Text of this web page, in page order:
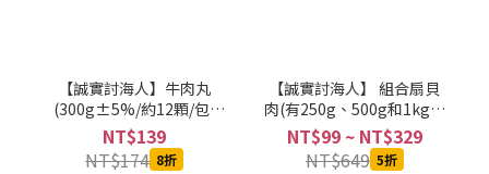
【誠實討海人】牛肉丸
(300g±5%/約12顆/包)
[低溫配送]
NT$139
NT$174 8折
【誠實討海人】 組合扇貝
肉(有250g、500g和1kg包
裝)[低溫配送]
NT$99 ~ NT$329
NT$649 5折